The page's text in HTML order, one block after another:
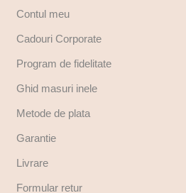
Contul meu
Cadouri Corporate
Program de fidelitate
Ghid masuri inele
Metode de plata
Garantie
Livrare
Formular retur